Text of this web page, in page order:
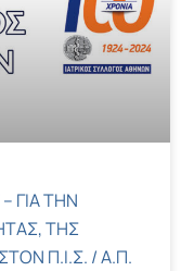
ΓΙΑ ΤΗΝ
ΤΗΣ
Π.Ι.Σ. / Α.Π.